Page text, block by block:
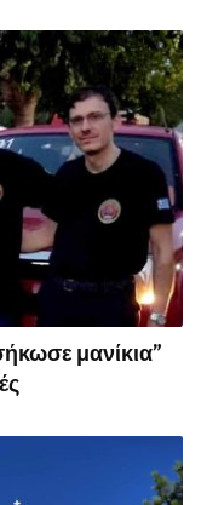
μανίκια”